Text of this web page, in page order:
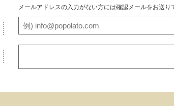
メールアドレスの入力がない方には確認メールをお送り